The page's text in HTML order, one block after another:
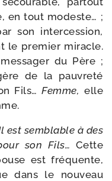
en tout modeste… ;
son inter­ces­sion,
le pre­mier miracle.
du Père ;
de la pau­vre­té
Fils…Femme, elle
est sem­blable à des
son Fils… Cette
est fré­quente,
dans le nou­veau